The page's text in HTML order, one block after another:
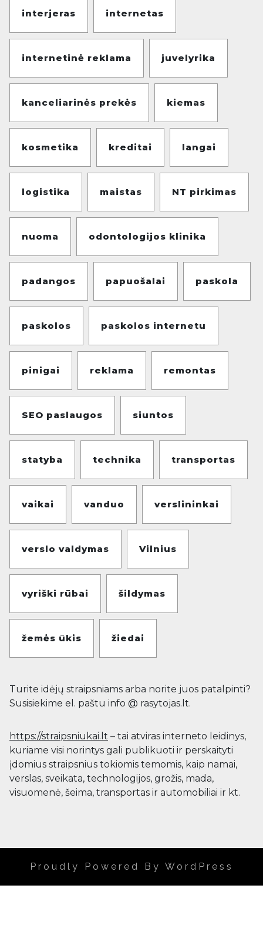
interjeras internetas
internetinė reklama juvelyrika
kanceliarinės prekės kiemas
kosmetika kreditai langai
logistika maistas NT pirkimas
nuoma odontologijos klinika
padangos papuošalai paskola
paskolos paskolos internetu
pinigai reklama remontas
SEO paslaugos siuntos
statyba technika transportas
vaikai vanduo verslininkai
verslo valdymas Vilnius
vyriški rūbai šildymas
žemės ūkis žiedai
Turite idėjų straipsniams arba norite juos patalpinti?
Susisiekime el. paštu info @ rasytojas.lt.
https://straipsniukai.lt – tai atviras interneto leidinys,
kuriame visi norintys gali publikuoti ir perskaityti
įdomius straipsnius tokiomis temomis, kaip namai,
verslas, sveikata, technologijos, grožis, mada,
visuomenė, šeima, transportas ir automobiliai ir kt.
Proudly Powered By WordPress